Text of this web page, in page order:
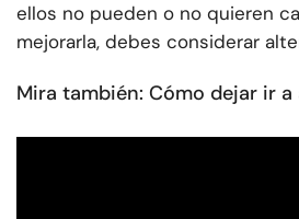
ellos no pueden o no quieren
mejorarla, debes considerar
Mira también: Cómo dejar ir a